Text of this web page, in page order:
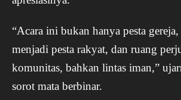
“Acara ini bukan hanya pesta
menjadi pesta rakyat, dan ruang
komunitas, bahkan lintas iman,”
sorot mata berbinar.